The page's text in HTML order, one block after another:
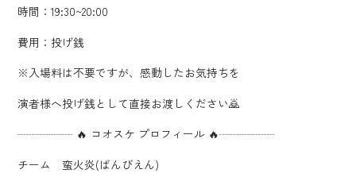
時間：19:30~20:00
費用：投げ銭
※入場料は不要ですが、感動したお気持ちを
演者様へ投げ銭として直接お渡しください🙇
┈┈┈┈┈ 🔥 コオスケ プロフィール 🔥┈┈┈┈┈
チーム 蛮火炎(ばんびえん)